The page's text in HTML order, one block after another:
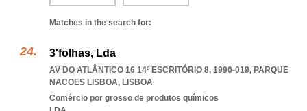
Matches in the search for:
3'folhas, Lda
AV DO ATLÂNTICO 16 14º ESCRITÓRIO 8, 1990-019, PARQUE
NACOES LISBOA, LISBOA
Comércio por grosso de produtos químicos